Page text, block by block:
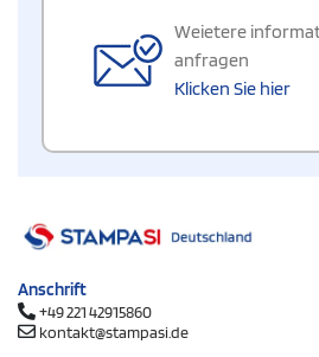
Weietere
anfragen
Klicken Sie hier
Anschrift
+49 221 42915860
kontakt@stampasi.de